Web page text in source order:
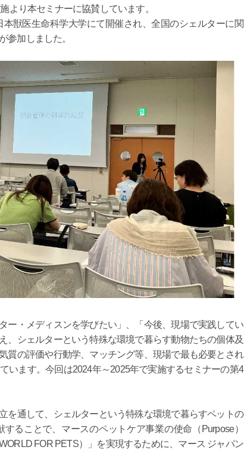
より本セミナーに協賛しています。
獣医生命科学大学にて開催され、全国のシェルターに関
参加しました。
ー・メディスンを学びたい」、「今後、現場で実践してい
、シェルターという特殊な環境で暮らす動物たちの個体及
質の評価や行動学、マッチング等、現場で最も必要とされ
います。今回は2024年～2025年で実施するセミナーの第4
を通して、シェルターという特殊な環境で暮らすペットの
ることで、マースのペットケア事業の使命（Purpose）
FOR PETS）」を実現するために、マース ジャパン